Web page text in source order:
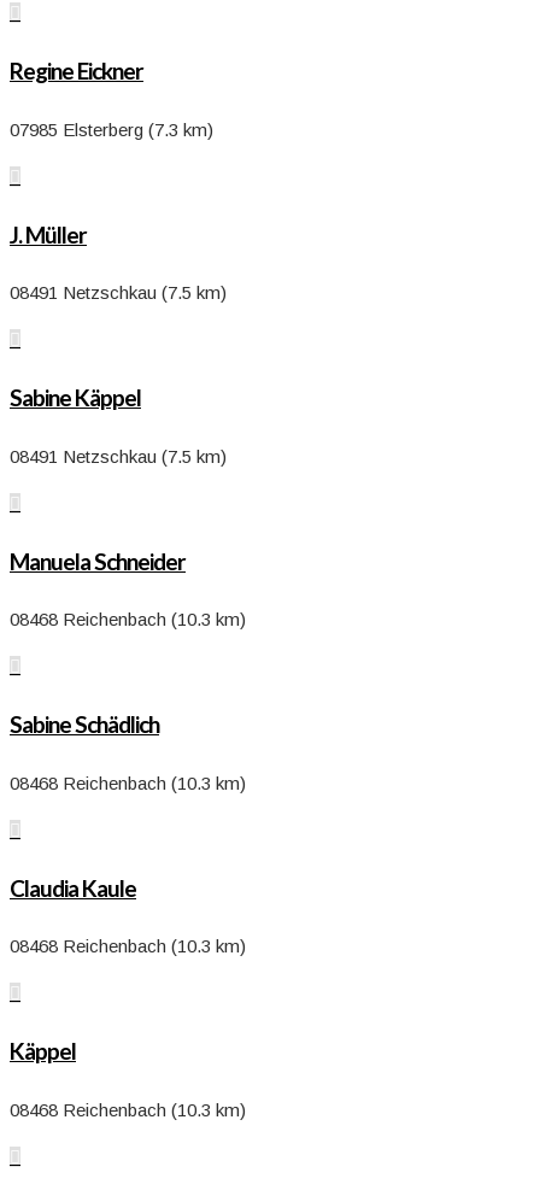

Regine Eickner
07985 Elsterberg (7.3 km)

J. Müller
08491 Netzschkau (7.5 km)

Sabine Käppel
08491 Netzschkau (7.5 km)

Manuela Schneider
08468 Reichenbach (10.3 km)

Sabine Schädlich
08468 Reichenbach (10.3 km)

Claudia Kaule
08468 Reichenbach (10.3 km)

Käppel
08468 Reichenbach (10.3 km)
